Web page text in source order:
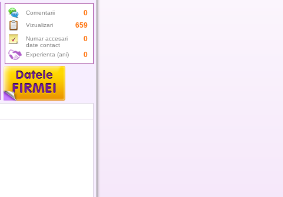
Comentarii 0
Vizualizari 659
Numar accesari
date contact
0
Experienta (ani) 0